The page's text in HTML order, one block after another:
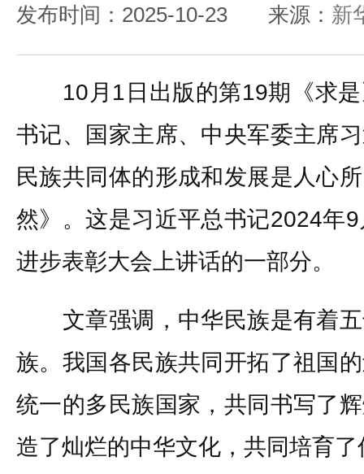
发布时间：2025-10-23 来源： 新
10月1日出版的第19期《求
书记、国家主席、中央军委主席
民族共同体的形成和发展是人心
然》。这是习近平总书记2024年
进步表彰大会上讲话的一部分。
文章强调，中华民族是有着五
族。我国各民族共同开拓了祖国
统一的多民族国家，共同书写了
造了灿烂的中华文化，共同培育